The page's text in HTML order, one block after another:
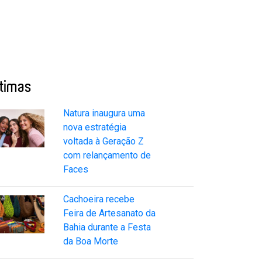
Natura inaugura uma
nova estratégia
voltada à Geração Z
com relançamento de
Faces
Cachoeira recebe
Feira de Artesanato da
Bahia durante a Festa
da Boa Morte